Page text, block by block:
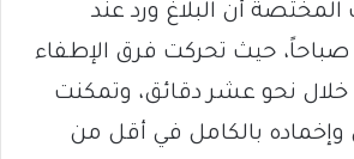
أن البلاغ ورد عند
حيث تحركت فرق الإطفاء
خلال نحو عشر دقائق، وتمكنت
وإخماده بالكامل في أقل من